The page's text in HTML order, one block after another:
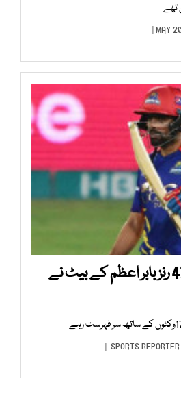
سب سے زیادہ 473 رنز بابر اعظم کے بیٹ نے
SPORTS REPORTER